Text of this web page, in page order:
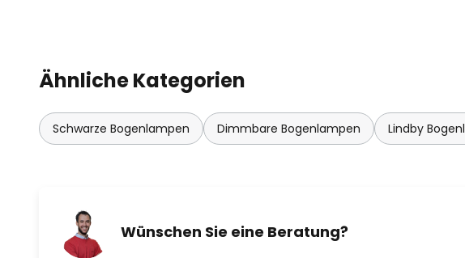
Ähnliche Kategorien
Schwarze Bogenlampen Dimmbare Bogenlampen Lindby
Wünschen Sie eine Beratung?